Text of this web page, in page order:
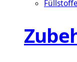
Füllstoffe